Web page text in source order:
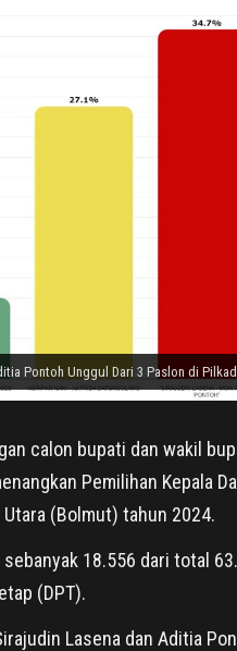
Pontoh Unggul Dari 3 Paslon di
calon bupati dan wakil
Pemilihan Kepala
(Bolmut) tahun 2024.
18.556 dari total
(DPT).
Lasena dan Aditia